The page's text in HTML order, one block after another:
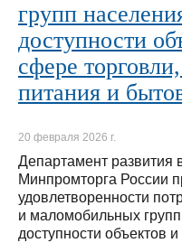
групп
доступности
сфере
питания и
20 февраля 2026 г.
Департамент развития
Минпромторга России
удовлетворенности
и маломобильных
доступности объектов